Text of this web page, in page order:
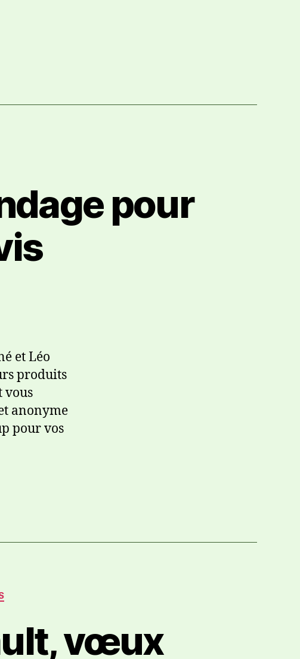
pour
et Léo
produits
vous
anonyme
pour vos
vœux